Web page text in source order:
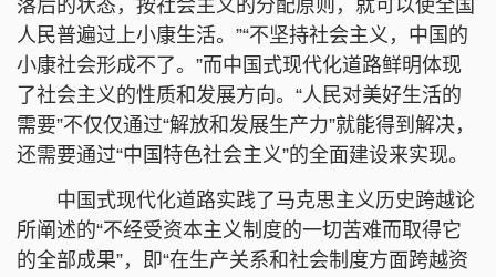
落后的状态，按社会主义的分配原则，就可以使全国
人民普遍过上小康生活。”“不坚持社会主义，中国的
小康社会形成不了。”而中国式现代化道路鲜明体现
了社会主义的性质和发展方向。“人民对美好生活的
需要”不仅仅通过“解放和发展生产力”就能得到解决，
还需要通过“中国特色社会主义”的全面建设来实现。
中国式现代化道路实践了马克思主义历史跨越论
所阐述的“不经受资本主义制度的一切苦难而取得它
的全部成果”，即“在生产关系和社会制度方面跨越资